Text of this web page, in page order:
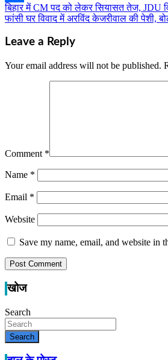
Share
Post
navigation
बिहार में CM पद को लेकर सियासत तेज, JDU
फांसी घर विवाद में अरविंद केजरीवाल की
Leave a Reply
Your email address will not be published.
Comment *
Name *
Email *
Website
Save my name, email, and website in
खोज
Search
Search